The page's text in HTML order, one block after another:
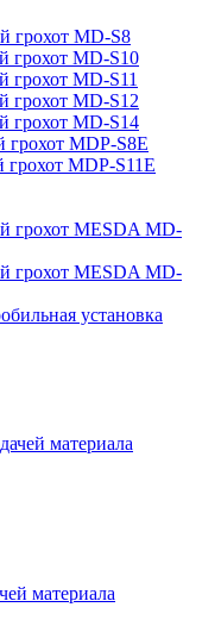
грохот MD-S8
грохот MD-S10
грохот MD-S11
грохот MD-S12
грохот MD-S14
MDP-S8E
MDP-S11E
грохот MESDA MD-
грохот MESDA MD-
установка
материала
материала